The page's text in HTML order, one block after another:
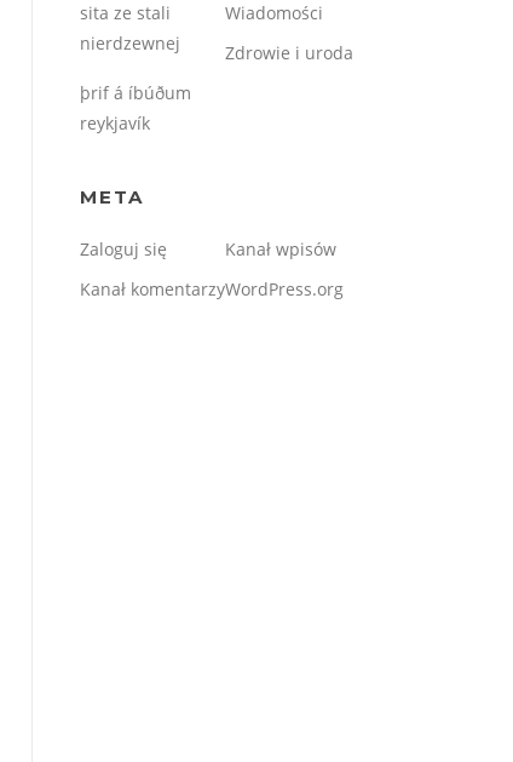
sita ze stali
nierdzewnej
Wiadomości
Zdrowie i uroda
þrif á íbúðum
reykjavík
META
Zaloguj się
Kanał wpisów
Kanał komentarzyWordPress.org